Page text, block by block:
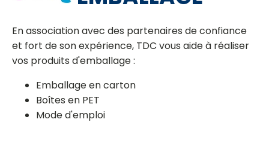
En association avec des partenaires de confiance
et fort de son expérience, TDC vous aide à réaliser
vos produits d'emballage :
Emballage en carton
Boîtes en PET
Mode d'emploi